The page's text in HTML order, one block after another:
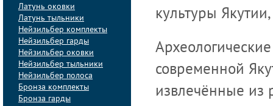
Латунь оковки
Латунь тыльники
Нейзильбер комплекты
Нейзильбер гарды
Нейзильбер оковки
Нейзильбер тыльники
Нейзильбер полоса
Бронза комплекты
Бронза гарды
культуры
современной
извлечённые из